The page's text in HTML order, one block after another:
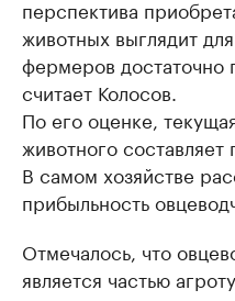
перспектива
животных выглядит
фермеров достаточно
считает Колосов.
По его оценке,
животного
В самом хозяйстве
прибыльность
Отмечалось, что
является частью